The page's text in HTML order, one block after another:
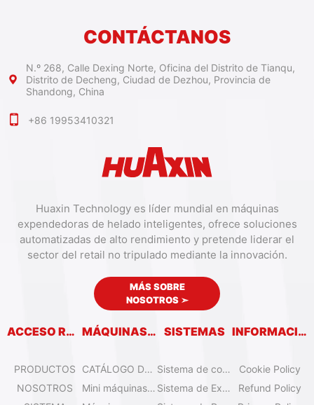
Huaxin Technology es líder mundial en máquinas
expendedoras de helado inteligentes, ofrece soluciones
automatizadas de alto rendimiento y pretende liderar el
sector del retail no tripulado mediante la innovación.
MÁS SOBRE
NOSOTROS ➣
ACCESO RÁPIDO
PRODUCTOS
NOSOTROS
MÁQUINAS EXPENDEDORAS
CATÁLOGO DE MÁQUINAS EXPENDEDORAS
Mini máquinas de helado de sobremesa
SISTEMAS
Sistema de control remoto
Sistema de Expansión
INFORMACIÓN
Cookie Policy
Refund Policy
CONTÁCTANOS
N.º 268, Calle Dexing Norte, Oficina del Distrito de Tianqu,
Distrito de Decheng, Ciudad de Dezhou, Provincia de
Shandong, China
+86 19953410321